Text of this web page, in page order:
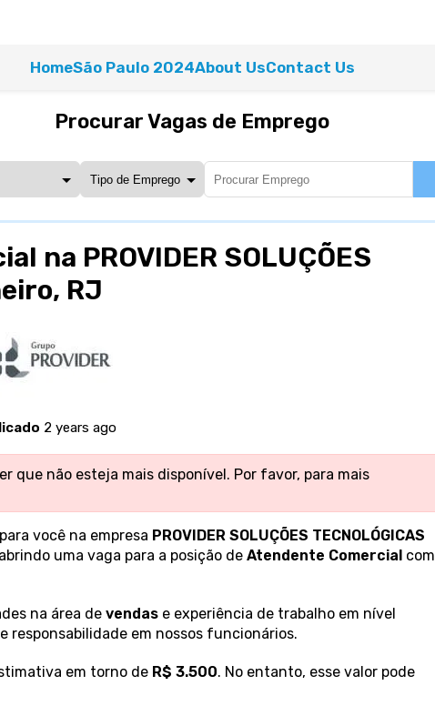
HomeSão Paulo 2024About UsContact Us
Procurar Vagas de Emprego
na PROVIDER SOLUÇÕES
RJ
2 years ago
que não esteja mais disponível. Por favor, para mais
você na empresa PROVIDER SOLUÇÕES TECNOLÓGICAS
uma vaga para a posição de Atendente Comercial com
na área de vendas e experiência de trabalho em nível
responsabilidade em nossos funcionários.
em torno de R$ 3.500. No entanto, esse valor pode